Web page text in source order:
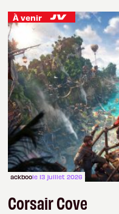
À venir
ackboole 13 juillet 2026
Corsair Cove